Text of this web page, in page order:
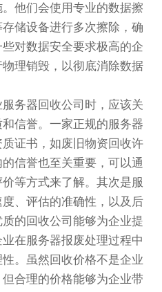
他们会使用专业的数据擦
储设备进行多次擦除，确
对数据安全要求极高的企
理销毁，以彻底消除数据
务器回收公司时，应该关
信誉。一家正规的服务器
证书，如废旧物资回收许
信誉也至关重要，可以通
等方式来了解。其次是服
、评估的准确性，以及后
的回收公司能够为企业提
在服务器报废处理过程中
。虽然回收价格不是企业
合理的价格能够为企业带